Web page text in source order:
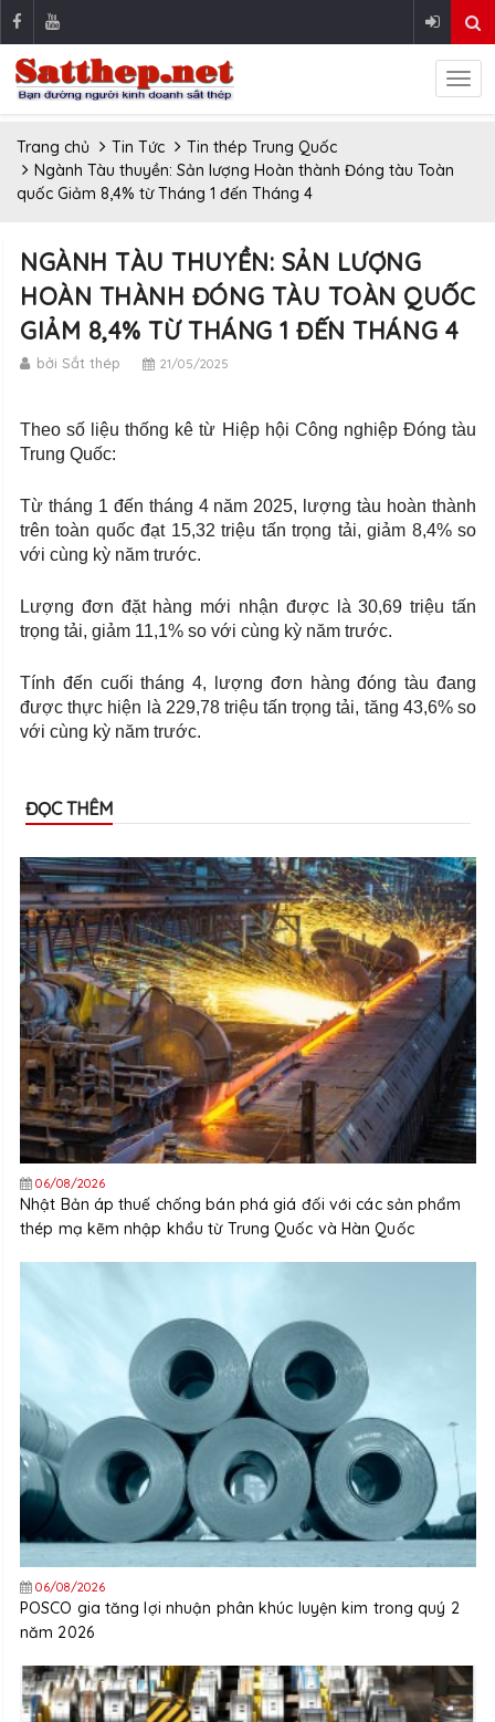
Trang chủ Tin Tức
Tin thép Trung Quốc
Ngành Tàu thuyền: Sản lượng Hoàn thành Đóng tàu Toàn
quốc Giảm 8,4% từ Tháng 1 đến Tháng 4
NGÀNH TÀU THUYỀN: SẢN LƯỢNG
HOÀN THÀNH ĐÓNG TÀU TOÀN QUỐC
GIẢM 8,4% TỪ THÁNG 1 ĐẾN THÁNG 4
bởi Sắt thép 21/05/2025
Theo số liệu thống kê từ Hiệp hội Công nghiệp Đóng tàu
Trung Quốc:
Từ tháng 1 đến tháng 4 năm 2025, lượng tàu hoàn thành
trên toàn quốc đạt 15,32 triệu tấn trọng tải, giảm 8,4% so
với cùng kỳ năm trước.
Lượng đơn đặt hàng mới nhận được là 30,69 triệu tấn
trọng tải, giảm 11,1% so với cùng kỳ năm trước.
Tính đến cuối tháng 4, lượng đơn hàng đóng tàu đang
được thực hiện là 229,78 triệu tấn trọng tải, tăng 43,6% so
với cùng kỳ năm trước.
ĐỌC THÊM
06/08/2026
Nhật Bản áp thuế chống bán phá giá đối với các sản phẩm
thép mạ kẽm nhập khẩu từ Trung Quốc và Hàn Quốc
06/08/2026
POSCO gia tăng lợi nhuận phân khúc luyện kim trong quý 2
năm 2026